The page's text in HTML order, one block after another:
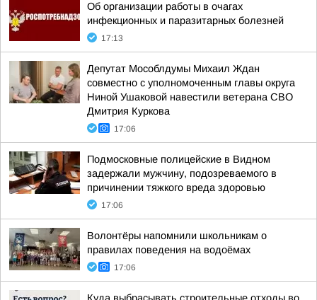
Об организации работы в очагах
инфекционных и паразитарных болезней
17:13
Депутат Мособлдумы Михаил Ждан
совместно с уполномоченным главы округа
Ниной Ушаковой навестили ветерана СВО
Дмитрия Куркова
17:06
Подмосковные полицейские в Видном
задержали мужчину, подозреваемого в
причинении тяжкого вреда здоровью
17:06
Волонтёры напомнили школьникам о
правилах поведения на водоёмах
17:06